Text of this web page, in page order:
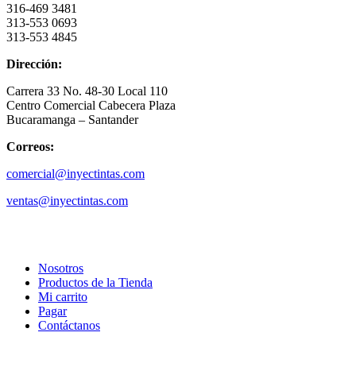
316-469 3481
313-553 0693
313-553 4845
Dirección:
Carrera 33 No. 48-30 Local 110
Centro Comercial Cabecera Plaza
Bucaramanga – Santander
Correos:
comercial@inyectintas.com
ventas@inyectintas.com
Nosotros
Productos de la Tienda
Mi carrito
Pagar
Contáctanos